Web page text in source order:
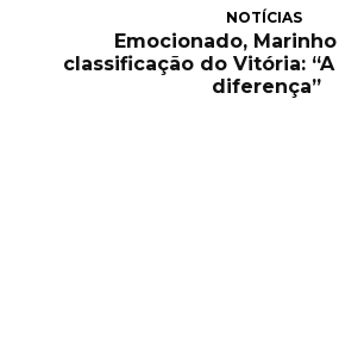
NOTÍCIAS
Emocionado,
classificação do Vitória:
diferença”